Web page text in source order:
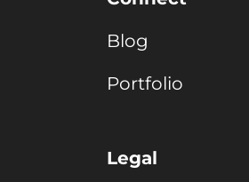
Blog
Portfolio
Legal